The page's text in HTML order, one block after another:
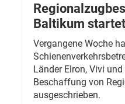
Baltikum
Vergangene Woche
Länder Elron, Vivi
Beschaffung von
ausgeschrieben.